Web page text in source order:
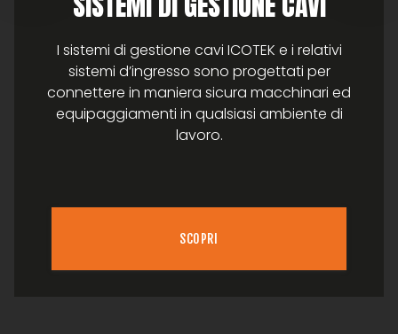
I sistemi di gestione cavi ICOTEK e i relativi
sistemi d’ingresso sono progettati per
connettere in maniera sicura macchinari ed
equipaggiamenti in qualsiasi ambiente di
lavoro.
SCOPRI